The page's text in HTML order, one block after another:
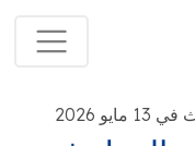
2026